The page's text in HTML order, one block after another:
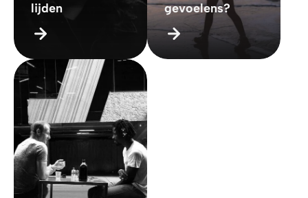
lijden
gevoelens?